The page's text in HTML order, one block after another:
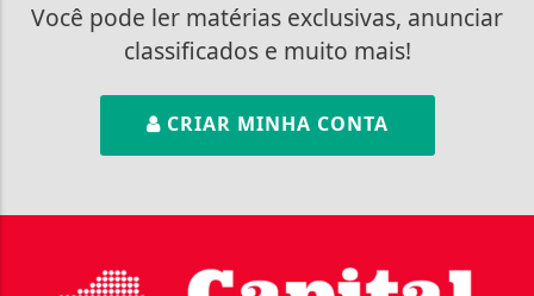
Você pode ler matérias exclusivas, anunciar
classificados e muito mais!
CRIAR MINHA CONTA